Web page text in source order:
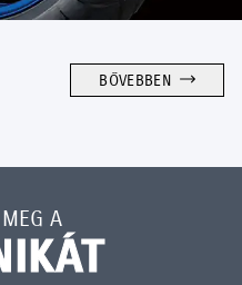
BŐVEBBEN
A